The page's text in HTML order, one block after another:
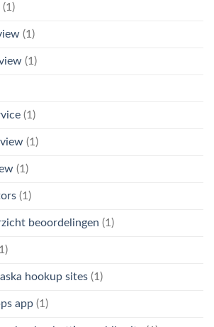
(1)
(1)
(1)
(1)
(1)
(1)
(1)
beoordelingen (1)
hookup sites (1)
app (1)